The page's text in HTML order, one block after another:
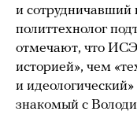
и сотрудничавший
политтехнолог
отмечают, что
историей», чем
и
знакомый с